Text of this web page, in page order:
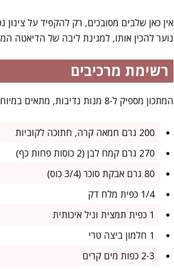
אין כאן שלבים מסובכים, רק להקפיד על
נוער להכין אותו, למגינת ליבה של הדיאטה
רשימת מרכיבים
המתכון מספיק ל-8 מנות נדיבות, מתאים במיוחד לארוחת שישי משפחתית או חגיגה משגעת עם חברים.
200 גרם חמאה קרה, חתוכה לקוביות
270 גרם קמח לבן (2 כוסות פחות כף)
80 גרם אבקת סוכר (3/4 כוס)
1/4 כפית מלח דק
1 כפית תמצית וניל איכותית
1 חלמון ביצה טרי
2-3 כפות מים קרים